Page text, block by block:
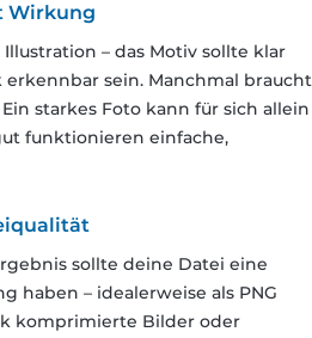
Wirkung
– das Motiv sollte klar
sein. Manchmal braucht
starkes Foto kann für sich allein
funktionieren einfache,
sollte deine Datei eine
haben – idealerweise als PNG
komprimierte Bilder oder